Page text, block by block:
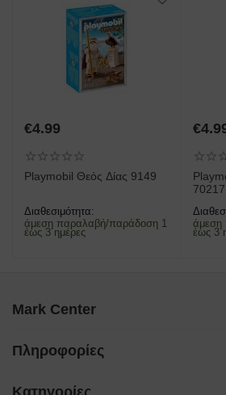
€4.99
Playmobil Θεός Δίας 9149
Διαθεσιμότητα:
άμεση παραλαβή/παράδοση 1
έως 3 ημέρες
€
70217
άμεση
έως 3
Mark Center
Πληροφορίες